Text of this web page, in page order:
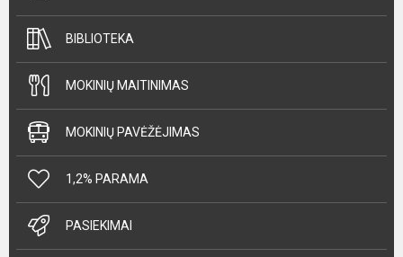
BIBLIOTEKA
MOKINIŲ MAITINIMAS
MOKINIŲ PAVĖŽĖJIMAS
1,2% PARAMA
PASIEKIMAI